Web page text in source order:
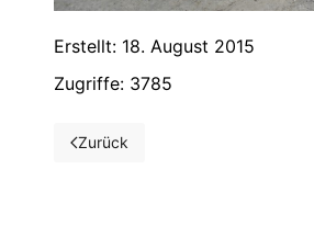
Erstellt: 18. August 2015
Zugriffe: 3785
Vorheriger Beitrag:
Zurück